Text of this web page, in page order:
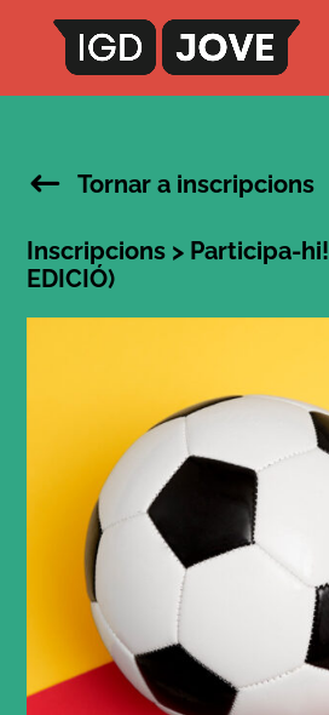
Tornar a inscripcions
Inscripcions > Participa-hi!
EDICIÓ)